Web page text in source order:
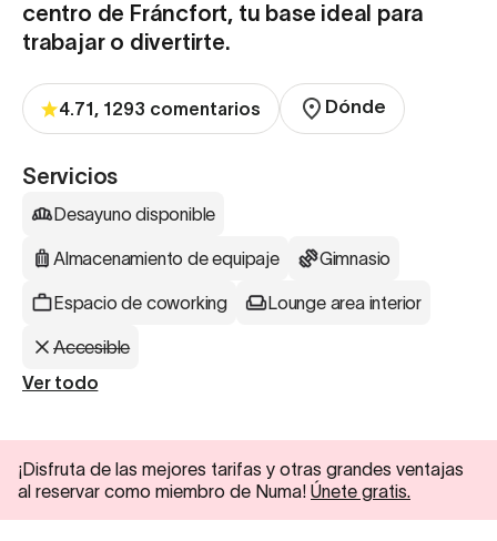
centro de Fráncfort, tu base ideal para
trabajar o divertirte.
4.71, 1293 comentarios Dónde
Servicios
Desayuno disponible
Almacenamiento de equipaje Gimnasio
Espacio de coworking Lounge area interior
Accesible
Ver todo
¡Disfruta de las mejores tarifas y otras grandes ventajas
al reservar como miembro de Numa! Únete gratis.